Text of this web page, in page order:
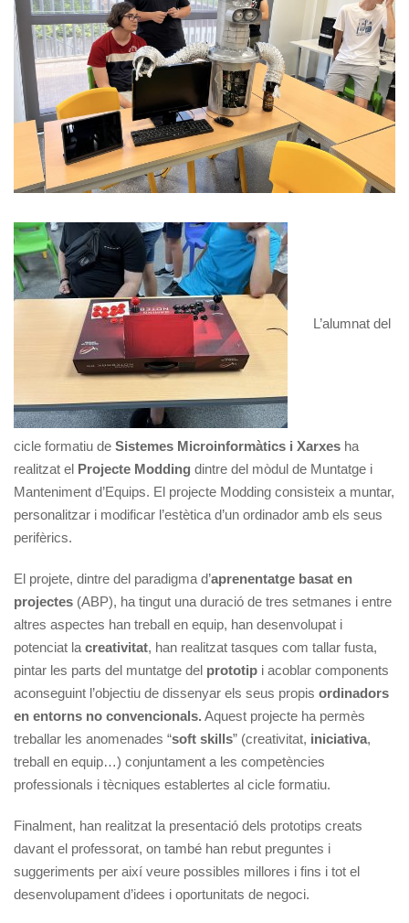
L’alumnat del
cicle formatiu de Sistemes Microinformàtics i Xarxes ha
realitzat el Projecte Modding dintre del mòdul de Muntatge i
Manteniment d’Equips. El projecte Modding consisteix a muntar,
personalitzar i modificar l’estètica d’un ordinador amb els seus
perifèrics.
El projete, dintre del paradigma d’aprenentatge basat en
projectes (ABP), ha tingut una duració de tres setmanes i entre
altres aspectes han treball en equip, han desenvolupat i
potenciat la creativitat, han realitzat tasques com tallar fusta,
pintar les parts del muntatge del prototip i acoblar components
aconseguint l’objectiu de dissenyar els seus propis ordinadors
en entorns no convencionals. Aquest projecte ha permès
treballar les anomenades “soft skills” (creativitat, iniciativa,
treball en equip…) conjuntament a les competències
professionals i tècniques establertes al cicle formatiu.
Finalment, han realitzat la presentació dels prototips creats
davant el professorat, on també han rebut preguntes i
suggeriments per així veure possibles millores i fins i tot el
desenvolupament d’idees i oportunitats de negoci.